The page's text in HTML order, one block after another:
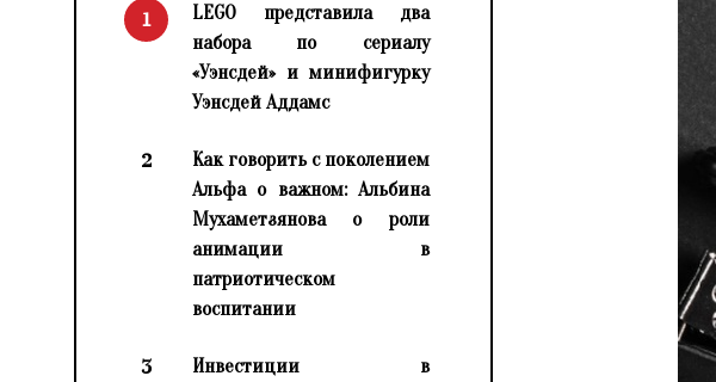
1
LEGO представила два
набора по сериалу
«Уэнсдей» и минифигурку
Уэнсдей Аддамс
2
Как говорить с поколением
Альфа о важном: Альбина
Мухаметзянова о роли
анимации в
патриотическом
воспитании
3
Инвестиции в